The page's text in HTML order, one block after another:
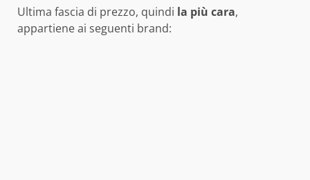
Ultima fascia di prezzo, quindi la più cara,
appartiene ai seguenti brand: